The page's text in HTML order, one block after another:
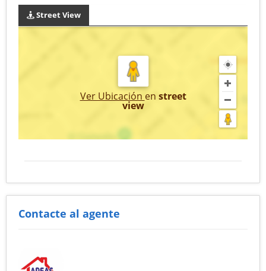
Street View
Ver Ubicación en street
view
Contacte al agente